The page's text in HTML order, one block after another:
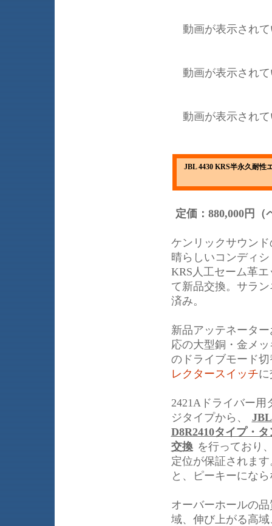
動画が表示され
動画が表示され
動画が表示され
JBL 4430 KRS半永久耐性
定価：880,000円（
ケンリックサウン
晴らしいコンディ
KRS人工セーム革
て新品交換。サラ
済み。
新品アッテネータ
応の大型銅・金メ
のドライブモード
レクタースイッチ
2421Aドライバー
ジタイプから、
D8R2410タイプ・
交換 を行っており
定位が保証されま
と、ピーキーにな
オーバーホールの
域、伸び上がる高